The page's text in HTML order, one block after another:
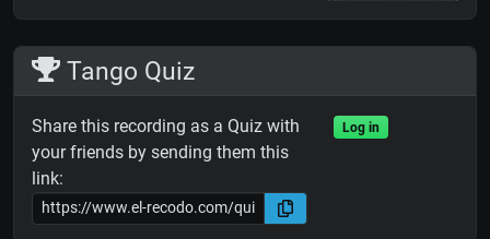
Tango Quiz
Share this recording as a Quiz with
your friends by sending them this
link:
Log in